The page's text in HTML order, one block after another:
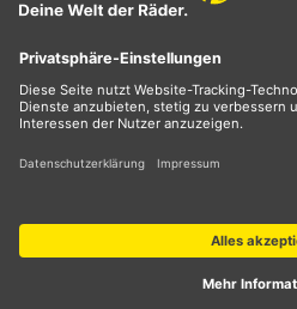
** ehemaliger UVP
*** Preis entspricht